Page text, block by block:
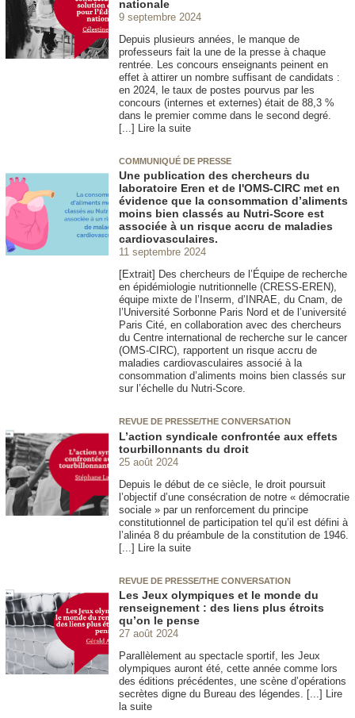
nationale
9 septembre 2024
Depuis plusieurs années, le manque de
professeurs fait la une de la presse à chaque
rentrée. Les concours enseignants peinent en
effet à attirer un nombre suffisant de candidats :
en 2024, le taux de postes pourvus par les
concours (internes et externes) était de 88,3 %
dans le premier comme dans le second degré.
[...] Lire la suite
COMMUNIQUÉ DE PRESSE
Une publication des chercheurs du
laboratoire Eren et de l'OMS-CIRC met en
évidence que la consommation d’aliments
moins bien classés au Nutri-Score est
associée à un risque accru de maladies
cardiovasculaires.
11 septembre 2024
[Extrait] Des chercheurs de l’Équipe de recherche
en épidémiologie nutritionnelle (CRESS-EREN),
équipe mixte de l’Inserm, d’INRAE, du Cnam, de
l’Université Sorbonne Paris Nord et de l’université
Paris Cité, en collaboration avec des chercheurs
du Centre international de recherche sur le cancer
(OMS-CIRC), rapportent un risque accru de
maladies cardiovasculaires associé à la
consommation d’aliments moins bien classés sur
sur l’échelle du Nutri-Score.
REVUE DE PRESSE/THE CONVERSATION
L’action syndicale confrontée aux effets
tourbillonnants du droit
25 août 2024
Depuis le début de ce siècle, le droit poursuit
l’objectif d’une consécration de notre « démocratie
sociale » par un renforcement du principe
constitutionnel de participation tel qu’il est défini à
l’alinéa 8 du préambule de la constitution de 1946.
[...] Lire la suite
REVUE DE PRESSE/THE CONVERSATION
Les Jeux olympiques et le monde du
renseignement : des liens plus étroits
qu’on le pense
27 août 2024
Parallèlement au spectacle sportif, les Jeux
olympiques auront été, cette année comme lors
des éditions précédentes, une scène d’opérations
secrètes digne du Bureau des légendes. [...] Lire
la suite